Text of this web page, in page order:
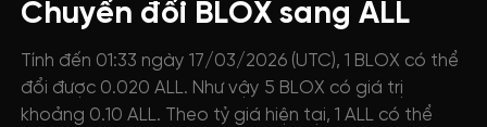
Chuyển đổi BLOX sang ALL
Tính đến 01:33 ngày 17/03/2026 (UTC), 1 BLOX có thể
đổi được 0.020 ALL. Như vậy 5 BLOX có giá trị
khoảng 0.10 ALL. Theo tỷ giá hiện tại, 1 ALL có thể